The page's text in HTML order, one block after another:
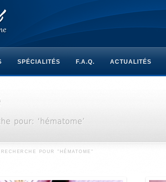
SPÉCIALITÉS F.A.Q. ACTUALITÉS
POUR "HÉMATOME"